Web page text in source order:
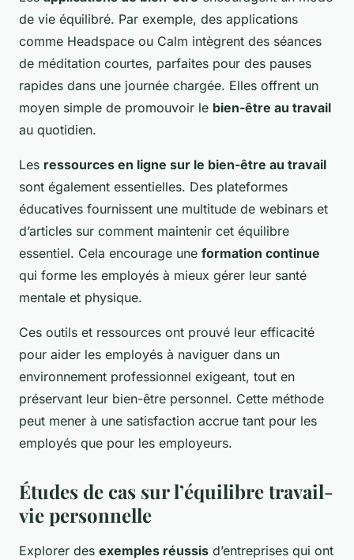
de vie équilibré. Par exemple, des applications
comme Headspace ou Calm intègrent des séances
de méditation courtes, parfaites pour des pauses
rapides dans une journée chargée. Elles offrent un
moyen simple de promouvoir le bien-être au travail
au quotidien.
Les ressources en ligne sur le bien-être au travail
sont également essentielles. Des plateformes
éducatives fournissent une multitude de webinars et
d’articles sur comment maintenir cet équilibre
essentiel. Cela encourage une formation continue
qui forme les employés à mieux gérer leur santé
mentale et physique.
Ces outils et ressources ont prouvé leur efficacité
pour aider les employés à naviguer dans un
environnement professionnel exigeant, tout en
préservant leur bien-être personnel. Cette méthode
peut mener à une satisfaction accrue tant pour les
employés que pour les employeurs.
Études de cas sur l’équilibre travail-
vie personnelle
Explorer des exemples réussis d’entreprises qui ont